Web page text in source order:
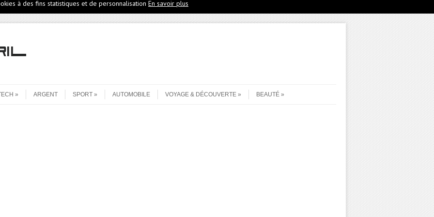
à des fins statistiques et de personnalisation En savoir plus
ARGENT SPORT AUTOMOBILE VOYAGE & DÉCOUVERTE BEAUTÉ